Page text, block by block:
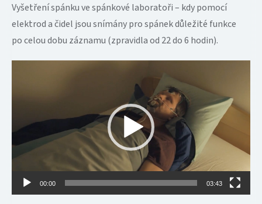
Vyšetření spánku ve spánkové laboratoři – kdy pomocí
elektrod a čidel jsou snímány pro spánek důležité funkce
po celou dobu záznamu (zpravidla od 22 do 6 hodin).
00:00 03:43